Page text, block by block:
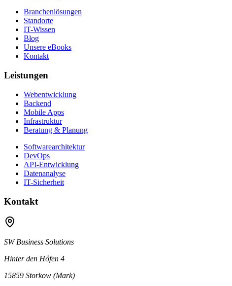
Branchenlösungen
Standorte
IT-Wissen
Blog
Unsere eBooks
Kontakt
Leistungen
Webentwicklung
Backend
Mobile Apps
Infrastruktur
Beratung & Planung
Softwarearchitektur
DevOps
API-Entwicklung
Datenanalyse
IT-Sicherheit
Kontakt
SW Business Solutions
Hinter den Höfen 4
15859 Storkow (Mark)